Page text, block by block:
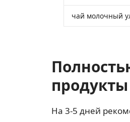
чай молочный
продукты
На 3-5 дней